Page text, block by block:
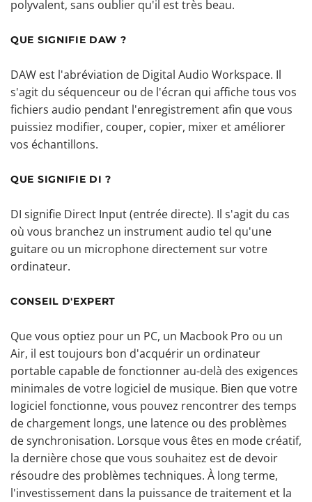
polyvalent, sans oublier qu'il est très beau.
QUE SIGNIFIE DAW ?
DAW est l'abréviation de Digital Audio Workspace. Il
s'agit du séquenceur ou de l'écran qui affiche tous vos
fichiers audio pendant l'enregistrement afin que vous
puissiez modifier, couper, copier, mixer et améliorer
vos échantillons.
QUE SIGNIFIE DI ?
DI signifie Direct Input (entrée directe). Il s'agit du cas
où vous branchez un instrument audio tel qu'une
guitare ou un microphone directement sur votre
ordinateur.
CONSEIL D'EXPERT
Que vous optiez pour un PC, un Macbook Pro ou un
Air, il est toujours bon d'acquérir un ordinateur
portable capable de fonctionner au-delà des exigences
minimales de votre logiciel de musique. Bien que votre
logiciel fonctionne, vous pouvez rencontrer des temps
de chargement longs, une latence ou des problèmes
de synchronisation. Lorsque vous êtes en mode créatif,
la dernière chose que vous souhaitez est de devoir
résoudre des problèmes techniques. À long terme,
l'investissement dans la puissance de traitement et la